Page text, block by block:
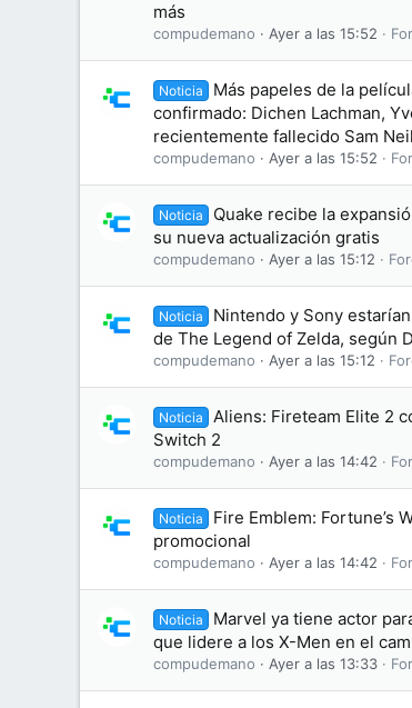
más
compudemano Ayer a las 15:52
Noticia
Más papeles de la
confirmado: Dichen Lachman,
recientemente fallecido Sam
compudemano Ayer a las 15:52
Noticia
Quake recibe la
su nueva actualización gratis
compudemano Ayer a las 15:12
Noticia
Nintendo y Sony
de The Legend of Zelda, según
compudemano Ayer a las 15:12
Noticia
Aliens: Fireteam Elite 2
Switch 2
compudemano Ayer a las 14:42
Noticia
Fire Emblem: Fortune’s
promocional
compudemano Ayer a las 14:42
Noticia
Marvel ya tiene actor
que lidere a los X-Men en el
compudemano Ayer a las 13:33